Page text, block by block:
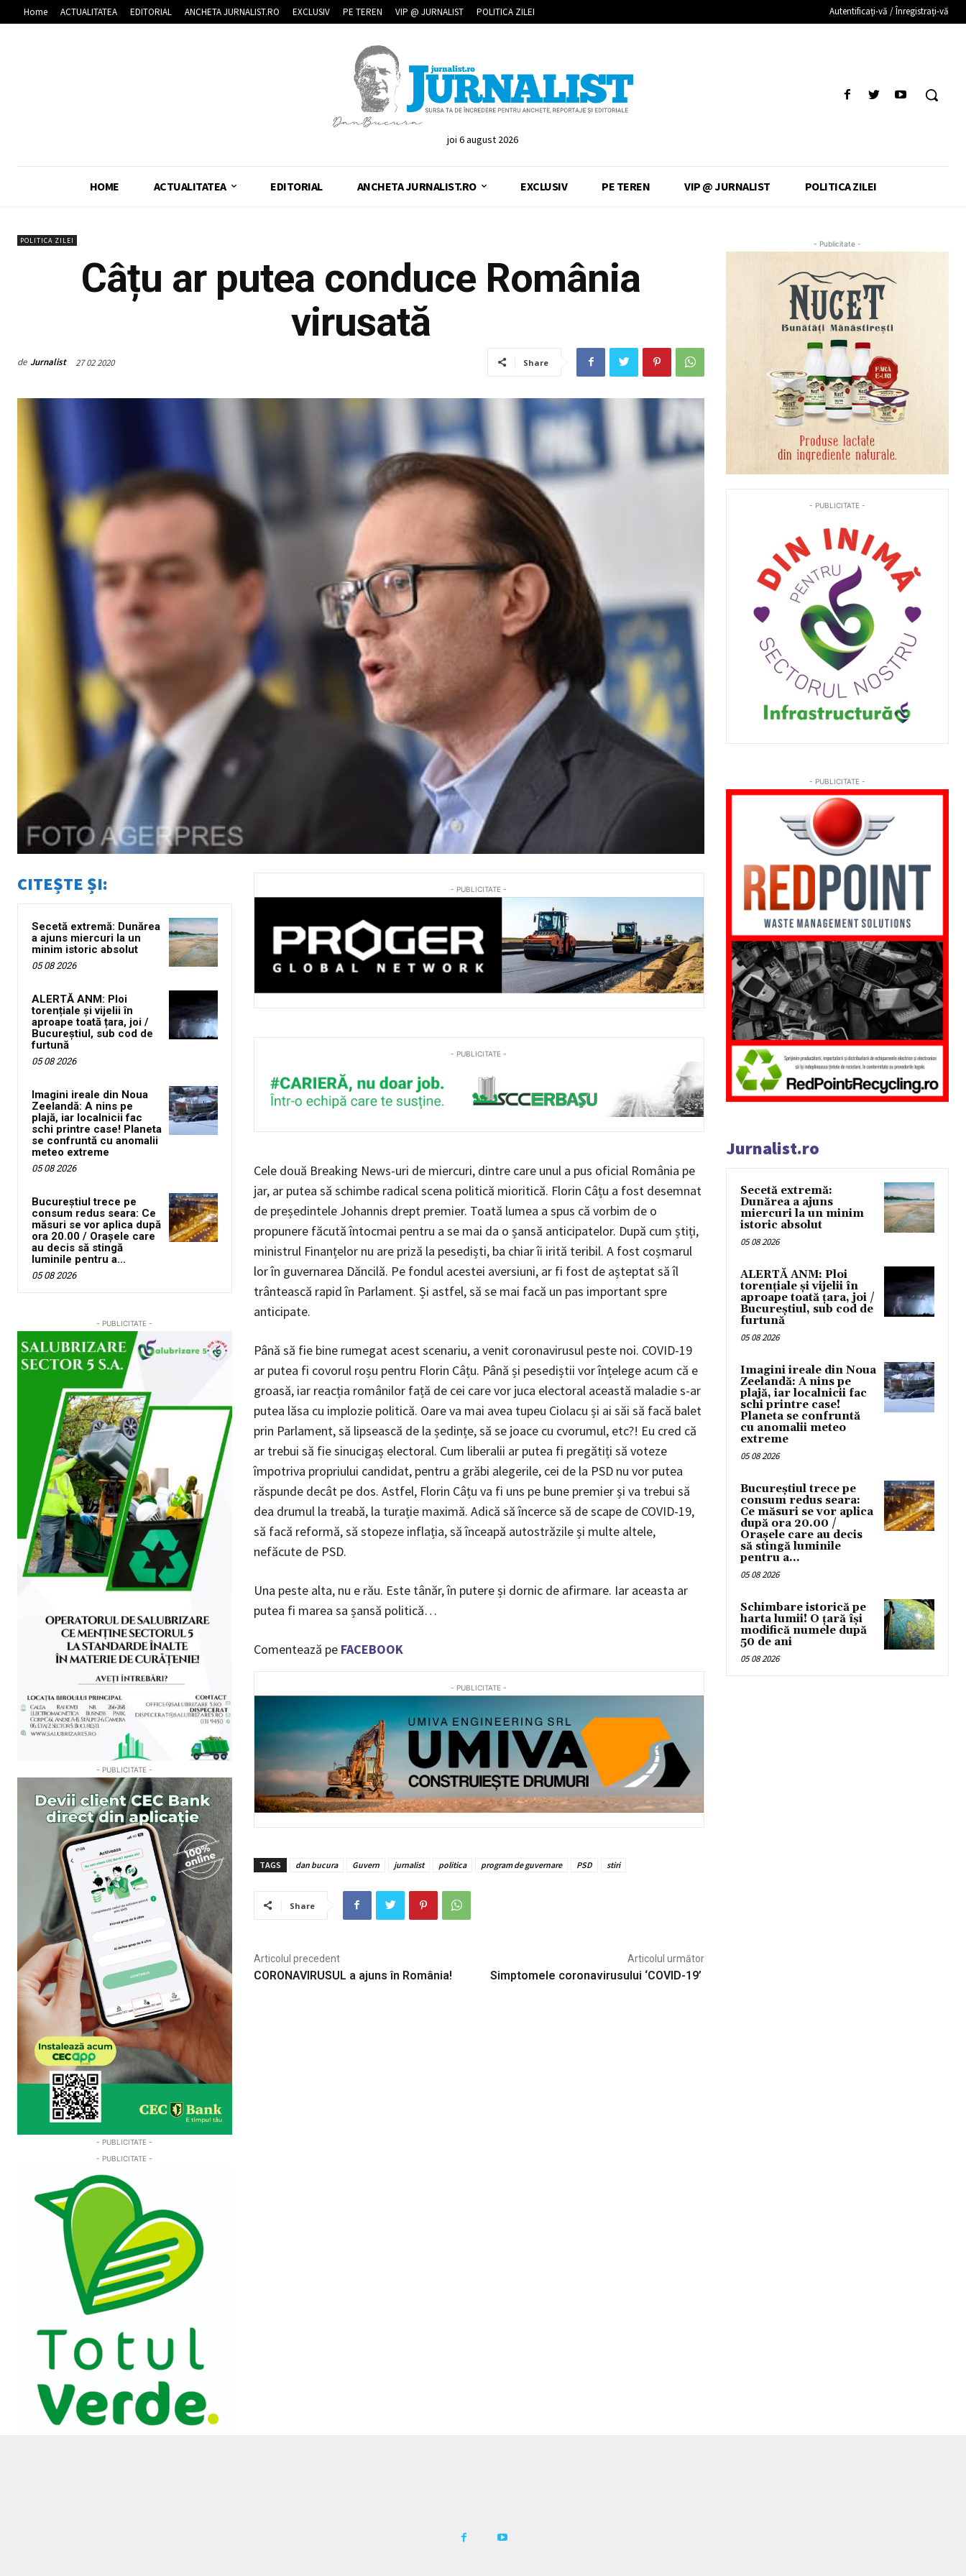
Home ACTUALITATEA EDITORIAL ANCHETA JURNALIST.RO EXCLUSIV PE TEREN VIP @ JURNALIST POLITICA ZILEI Autentificați-vă / Înregistrați-vă
joi 6 august 2026
HOME ACTUALITATEA EDITORIAL ANCHETA JURNALIST.RO EXCLUSIV PE TEREN VIP @ JURNALIST POLITICA ZILEI
POLITICA ZILEI
Câțu ar putea conduce România
virusată
de Jurnalist 27 02 2020 Share
CITEȘTE ȘI:
Secetă extremă: Dunărea
a ajuns miercuri la un
minim istoric absolut
05 08 2026
ALERTĂ ANM: Ploi
torențiale și vijelii în
aproape toată țara, joi /
Bucureștiul, sub cod de
furtună
05 08 2026
Imagini ireale din Noua
Zeelandă: A nins pe
plajă, iar localnicii fac
schi printre case! Planeta
se confruntă cu anomalii
meteo extreme
05 08 2026
Bucureștiul trece pe
consum redus seara: Ce
măsuri se vor aplica după
ora 20.00 / Orașele care
au decis să stingă
luminile pentru a...
05 08 2026
- PUBLICITATE -
- PUBLICITATE -
- PUBLICITATE -
- PUBLICITATE -
- PUBLICITATE -
- PUBLICITATE -
Cele două Breaking News-uri de miercuri, dintre care unul a pus oficial România pe
jar, ar putea să schimbe radical scena politică mioritică. Florin Câțu a fost desemnat
de președintele Johannis drept premier. Toată lumea a spus că vorbim de o
propunere făcută întocmai pentru a se mai da o șansă anticipatelor. După cum știți,
ministrul Finanțelor nu are priză la pesediști, ba chiar îi irită teribil. A fost coșmarul
lor în guvernarea Dăncilă. Pe fondul acestei aversiuni, ar fi fost de așteptat să îl
trântească rapid în Parlament. Și astfel, să se mai facă un pas important spre
anticipate.
Până să fie bine rumegat acest scenariu, a venit coronavirusul peste noi. COVID-19
ar putea fi covorul roșu pentru Florin Câțu. Până și pesediștii vor înțelege acum că e
groasă, iar reacția românilor față de cei care vor juca electoral această maladie s-ar
putea lăsa cu implozie politică. Oare va mai avea tupeu Ciolacu și ai săi să facă balet
prin Parlament, să lipsească de la ședințe, să se joace cu cvorumul, etc?! Eu cred că
ar trebui să fie sinucigaș electoral. Cum liberalii ar putea fi pregătiți să voteze
împotriva propriului candidat, pentru a grăbi alegerile, cei de la PSD nu vor putea
răspunde decât pe dos. Astfel, Florin Câțu va fi uns pe bune premier și va trebui să
dea drumul la treabă, la turație maximă. Adică să încerce să de scape de COVID-19,
să facă reformă, să stopeze inflația, să înceapă autostrăzile și multe altele,
nefăcute de PSD.
Una peste alta, nu e rău. Este tânăr, în putere și dornic de afirmare. Iar aceasta ar
putea fi marea sa șansă politică…
Comentează pe FACEBOOK
- PUBLICITATE -
TAGS dan bucura Guvern jurnalist politica program de guvernare PSD stiri
Share
Articolul precedent
CORONAVIRUSUL a ajuns în România!
Articolul următor
Simptomele coronavirusului ‘COVID-19’
- Publicitate -
- PUBLICITATE -
- PUBLICITATE -
Jurnalist.ro
Secetă extremă:
Dunărea a ajuns
miercuri la un minim
istoric absolut
05 08 2026
ALERTĂ ANM: Ploi
torențiale și vijelii în
aproape toată țara, joi /
Bucureștiul, sub cod de
furtună
05 08 2026
Imagini ireale din Noua
Zeelandă: A nins pe
plajă, iar localnicii fac
schi printre case!
Planeta se confruntă
cu anomalii meteo
extreme
05 08 2026
Bucureștiul trece pe
consum redus seara:
Ce măsuri se vor aplica
după ora 20.00 /
Orașele care au decis
să stingă luminile
pentru a...
05 08 2026
Schimbare istorică pe
harta lumii! O țară își
modifică numele după
50 de ani
05 08 2026